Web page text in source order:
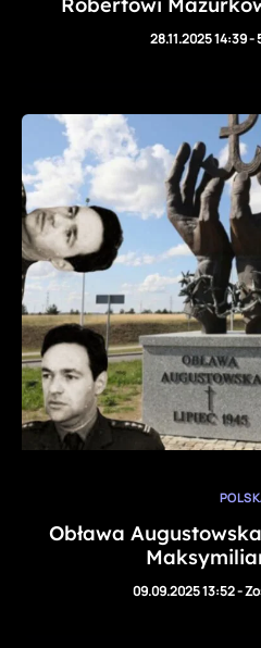
28.11.2025 14:39-
Obława
09.09.2025 13:52-